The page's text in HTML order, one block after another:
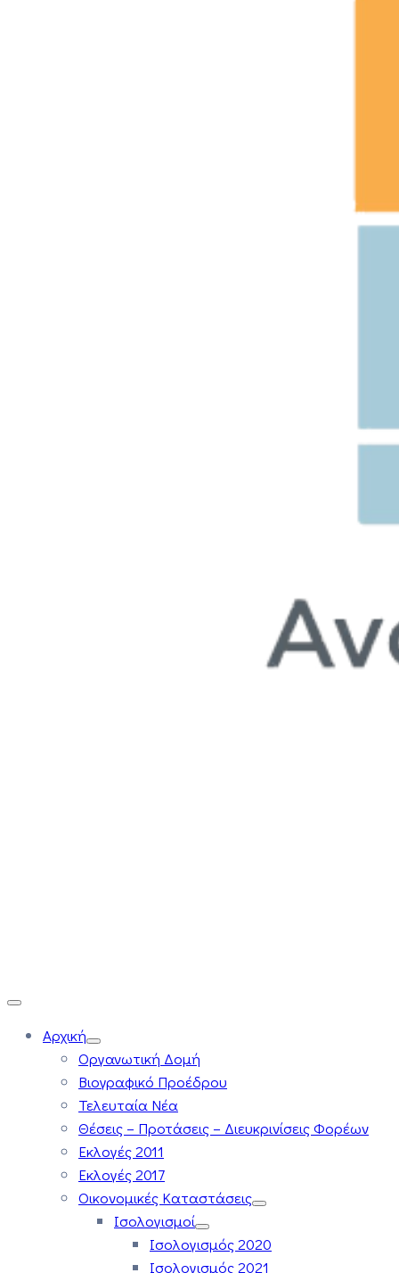
Αρχική
Οργανωτική Δομή
Βιογραφικό Προέδρου
Τελευταία Νέα
Θέσεις – Προτάσεις – Διευκρινίσεις Φορέων
Εκλογές 2011
Εκλογές 2017
Οικονομικές Καταστάσεις
Ισολογισμοί
Ισολογισμός 2020
Ισολογισμός 2021